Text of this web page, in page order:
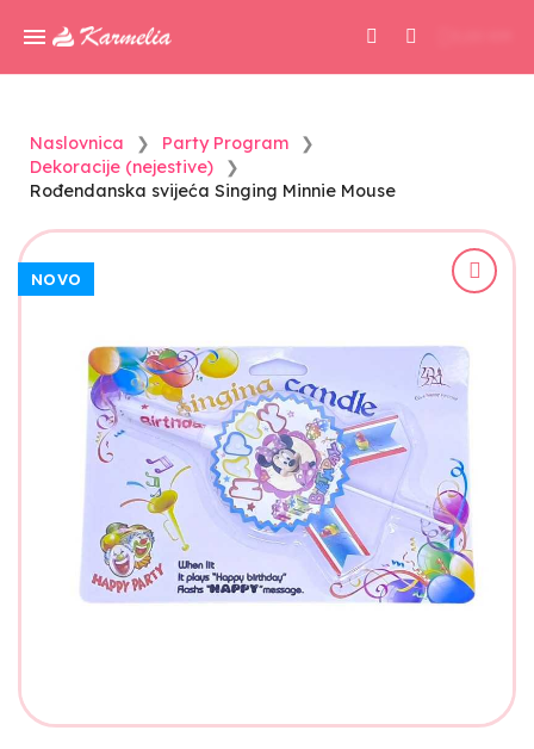
Naslovnica
Party Program
Dekoracije (nejestive)
Rođendanska svijeća Singing Minnie Mouse
NOVO